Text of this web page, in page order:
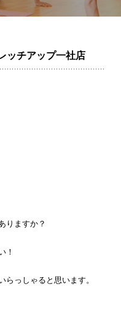
ッチアップ一社店
りますか？
！
らっしゃると思います。